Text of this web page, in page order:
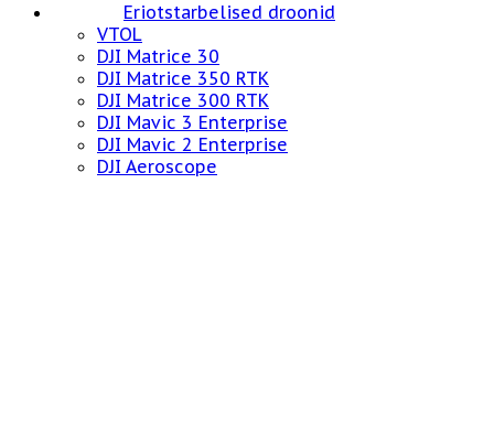
Eriotstarbelised droonid
VTOL
DJI Matrice 30
DJI Matrice 350 RTK
DJI Matrice 300 RTK
DJI Mavic 3 Enterprise
DJI Mavic 2 Enterprise
DJI Aeroscope